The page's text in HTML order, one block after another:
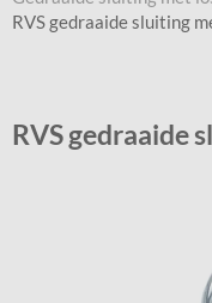
RVS gedraaide sluiting
RVS gedraaide